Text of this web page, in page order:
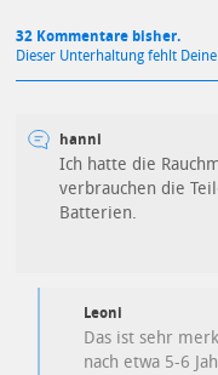
32 Kommentare bisher.
Dieser Unterhaltung fehlt
hanni
Ich hatte die
verbrauchen die
Batterien.
Leoni
Das ist sehr
nach etwa 5-6